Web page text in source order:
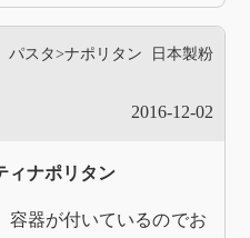
パスタ>ナポリタン 日本製粉
2016-12-02
ィナポリタン
容器が付いているのでお